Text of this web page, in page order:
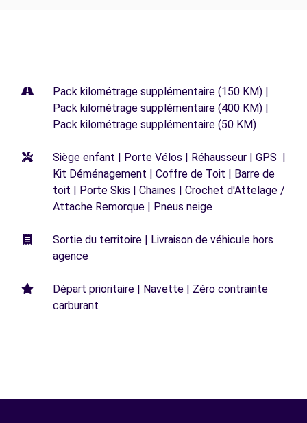
Pack kilométrage supplémentaire (150 KM) |
Pack kilométrage supplémentaire (400 KM) |
Pack kilométrage supplémentaire (50 KM)
Siège enfant | Porte Vélos | Réhausseur | GPS |
Kit Déménagement | Coffre de Toit | Barre de
toit | Porte Skis | Chaines | Crochet d'Attelage /
Attache Remorque | Pneus neige
Sortie du territoire | Livraison de véhicule hors
agence
Départ prioritaire | Navette | Zéro contrainte
carburant